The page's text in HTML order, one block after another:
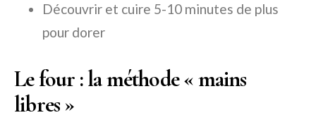
Découvrir et cuire 5-10 minutes de plus
pour dorer
Le four : la méthode « mains
libres »